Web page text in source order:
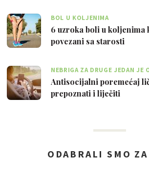
BOL U KOLJENIMA
6 uzroka boli u koljenima
povezani sa starosti
NEBRIGA ZA DRUGE JEDAN JE
Antisocijalni poremećaj
prepoznati i liječiti